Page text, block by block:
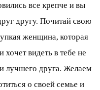
все крепче и вы
другу. Почитай свою
женщина, которая
видеть в тебе не
лучшего друга. Желаем
о своей семье и